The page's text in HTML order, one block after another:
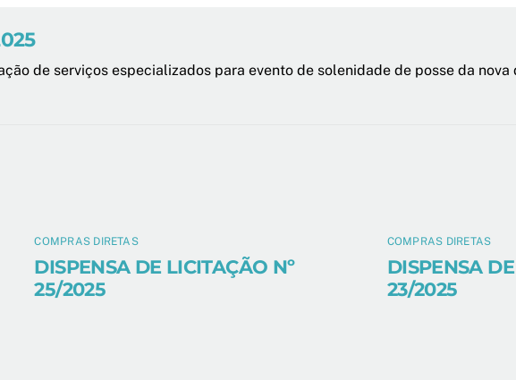
de serviços especializados para evento de solenidade de posse da
COMPRAS DIRETAS
DISPENSA DE LICITAÇÃO Nº
25/2025
COMPRAS DIRETAS
DISPENSA
23/2025